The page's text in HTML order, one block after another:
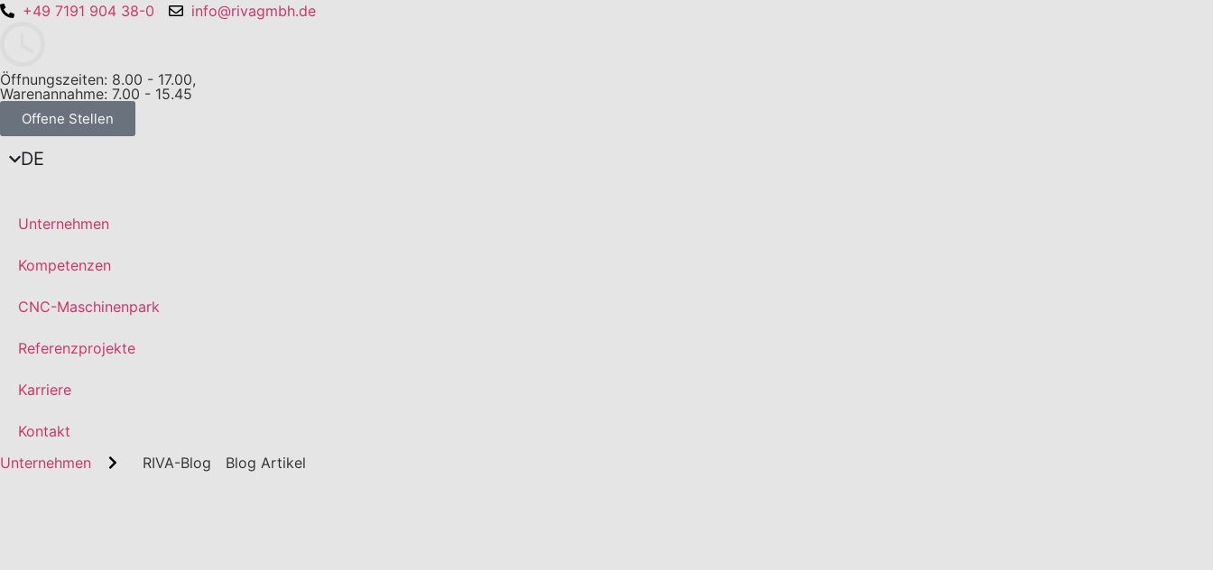
+49 7191 904 38-0 info@rivagmbh.de
Öffnungszeiten: 8.00 - 17.00,
Warenannahme: 7.00 - 15.45
Offene Stellen
DE
Unternehmen
Kompetenzen
CNC-Maschinenpark
Referenzprojekte
Karriere
Kontakt
Unternehmen
RIVA-Blog Blog Artikel